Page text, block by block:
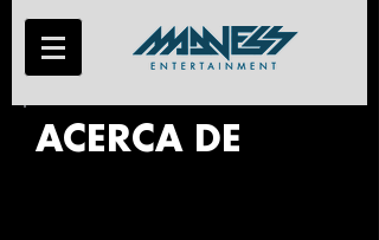
ACERCA DE